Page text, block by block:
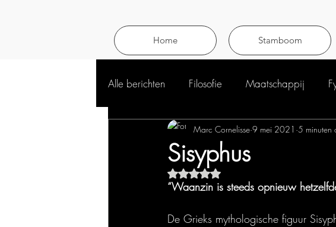
Home Stamboom
Alle berichten Filosofie Maatschappij
Sisyphus
Marc Cornelisse 9 mei 2021 5 minuten
Beoordeeld met NaN uit 5 sterren.
“Waanzin is steeds opnieuw
De Grieks mythologische figuur